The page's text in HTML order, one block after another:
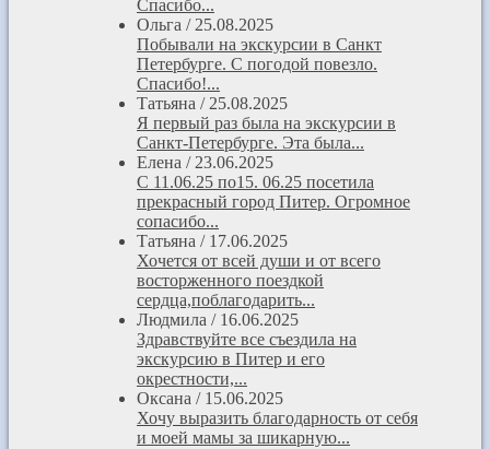
Спасибо...
Ольга / 25.08.2025
Побывали на экскурсии в Санкт
Петербурге. С погодой повезло.
Спасибо!...
Татьяна / 25.08.2025
Я первый раз была на экскурсии в
Санкт-Петербурге. Эта была...
Елена / 23.06.2025
С 11.06.25 по15. 06.25 посетила
прекрасный город Питер. Огромное
сопасибо...
Татьяна / 17.06.2025
Хочется от всей души и от всего
восторженного поездкой
сердца,поблагодарить...
Людмила / 16.06.2025
Здравствуйте все съездила на
экскурсию в Питер и его
окрестности,...
Оксана / 15.06.2025
Хочу выразить благодарность от себя
и моей мамы за шикарную...